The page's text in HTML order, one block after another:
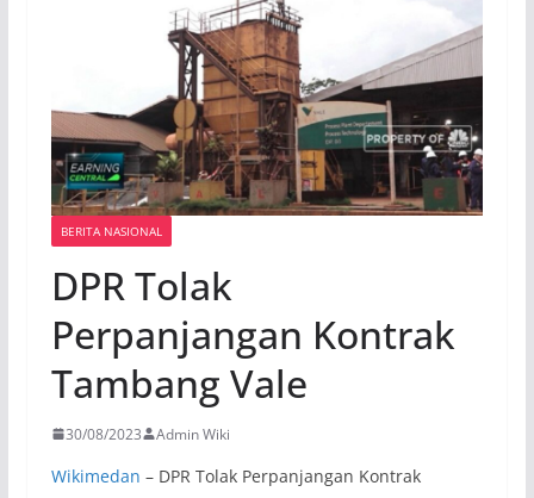
BERITA NASIONAL
DPR Tolak
Perpanjangan Kontrak
Tambang Vale
30/08/2023 Admin Wiki
Wikimedan – DPR Tolak Perpanjangan Kontrak